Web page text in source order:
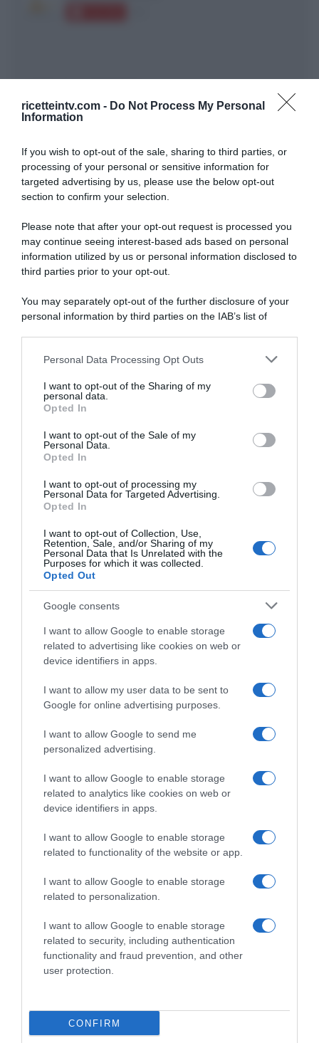
ricetteintv.com - Do Not Process My Personal
Information
If you wish to opt-out of the sale, sharing to third parties, or
processing of your personal or sensitive information for
targeted advertising by us, please use the below opt-out
section to confirm your selection.
Please note that after your opt-out request is processed you
may continue seeing interest-based ads based on personal
information utilized by us or personal information disclosed to
third parties prior to your opt-out.
You may separately opt-out of the further disclosure of your
personal information by third parties on the IAB’s list of
This information may also be disclosed by us to third parties
disclose it to other third parties.
Please note that this website/app uses one or more Google
services and may gather and store information including but
not limited to your visit or usage behaviour. You may click to
grant or deny consent to Google and its third-party tags to
consent section.
Personal Data Processing Opt Outs
I want to opt-out of the Sharing of my
personal data.
Opted In
I want to opt-out of the Sale of my
Personal Data.
Opted In
I want to opt-out of processing my
Personal Data for Targeted Advertising.
Opted In
I want to opt-out of Collection, Use,
Retention, Sale, and/or Sharing of my
Personal Data that Is Unrelated with the
Purposes for which it was collected.
Opted Out
Google consents
I want to allow Google to enable storage
related to advertising like cookies on web or
device identifiers in apps.
I want to allow my user data to be sent to
Google for online advertising purposes.
I want to allow Google to send me
personalized advertising.
I want to allow Google to enable storage
related to analytics like cookies on web or
device identifiers in apps.
I want to allow Google to enable storage
related to functionality of the website or app.
I want to allow Google to enable storage
related to personalization.
I want to allow Google to enable storage
related to security, including authentication
functionality and fraud prevention, and other
user protection.
CONFIRM
“Giusina in cucina e nonna Lina”: treccine allo zucchero di
Giusina Battaglia
“Giusina in cucina”: biscotti da inzuppo di Giusina Battaglia
“Camper”: semifreddo di yogurt e crumble
Dalla tv, alla brace. RicetteInTv.com nasce dall'idea di
raccogliere le follie culinarie di chef navigati e cuochi
un ristorante... continua...
Home Chi Siamo | Contatti
Ricette in Tv - P.IVA 02821290349